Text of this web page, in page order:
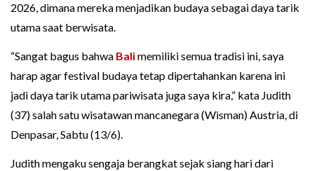
2026, dimana mereka menjadikan budaya sebagai daya tarik
utama saat berwisata.
“Sangat bagus bahwa Balimemiliki semua tradisi ini, saya
harap agar festival budaya tetap dipertahankan karena ini
jadi daya tarik utama pariwisata juga saya kira,” kata Judith
(37) salah satu wisatawan mancanegara (Wisman) Austria, di
Denpasar, Sabtu (13/6).
Judith mengaku sengaja berangkat sejak siang hari dari